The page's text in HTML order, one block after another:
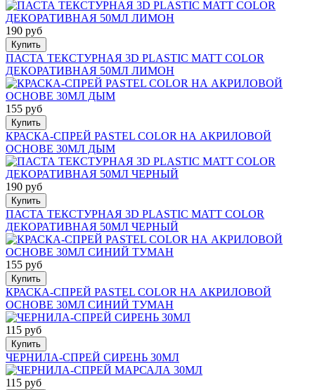
190 руб
Купить
ПАСТА ТЕКСТУРНАЯ 3D PLASTIC MATT COLOR
ДЕКОРАТИВНАЯ 50МЛ ЛИМОН
155 руб
Купить
КРАСКА-СПРЕЙ PASTEL COLOR НА АКРИЛОВОЙ
ОСНОВЕ 30МЛ ДЫМ
190 руб
Купить
ПАСТА ТЕКСТУРНАЯ 3D PLASTIC MATT COLOR
ДЕКОРАТИВНАЯ 50МЛ ЧЕРНЫЙ
155 руб
Купить
КРАСКА-СПРЕЙ PASTEL COLOR НА АКРИЛОВОЙ
ОСНОВЕ 30МЛ СИНИЙ ТУМАН
115 руб
Купить
ЧЕРНИЛА-СПРЕЙ СИРЕНЬ 30МЛ
115 руб